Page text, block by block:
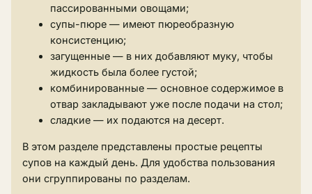
пассированными овощами;
супы-пюре — имеют пюреобразную
консистенцию;
загущенные — в них добавляют муку, чтобы
жидкость была более густой;
комбинированные — основное содержимое в
отвар закладывают уже после подачи на стол;
сладкие — их подаются на десерт.
В этом разделе представлены простые рецепты
супов на каждый день. Для удобства пользования
они сгруппированы по разделам.